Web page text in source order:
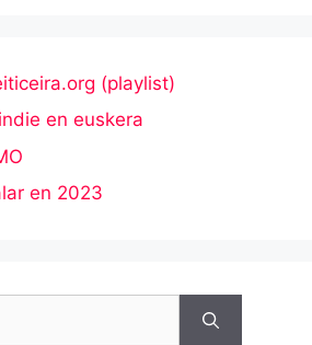
(playlist)
en euskera
en 2023